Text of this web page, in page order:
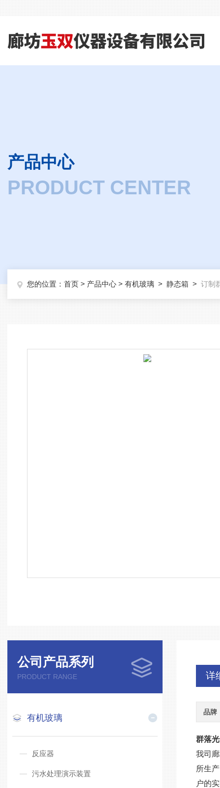
产品中心
PRODUCT CENTER
您的位置： 首页 > 产品中心 > 有机玻璃 > 静态箱 > 订制
公司产品系列
PRODUCT RANGE
有机玻璃
反应器
污水处理演示装置
详
品牌
群落
我司
所生
户的